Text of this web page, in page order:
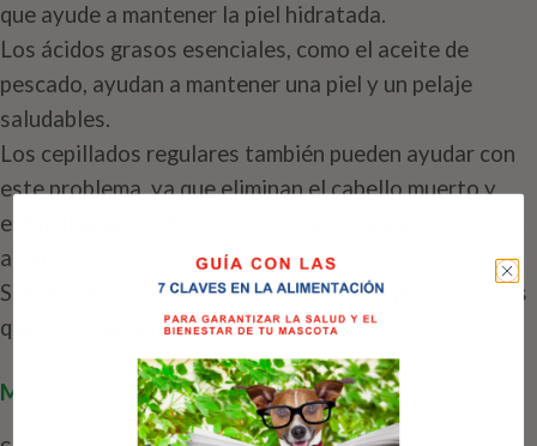
que ayude a mantener la piel hidratada.
Los ácidos grasos esenciales, como el aceite de
pescado, ayudan a mantener una piel y un pelaje
saludables.
Los cepillados regulares también pueden ayudar con
este problema, ya que eliminan el cabello muerto y
estimulan la piel de tu perro o gato para producir más
aceite.
Si le das un baño a tu perro, utiliza champús naturales
que suavicen e hidraten la piel.
Mantas cálidas para perros y gatos